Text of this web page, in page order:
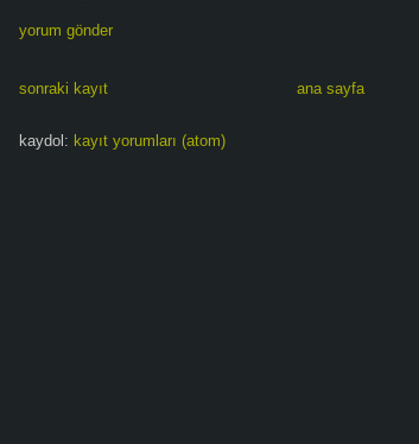
yorum gönder
sonraki kayıt ana sayfa
kaydol: kayıt yorumları (atom)